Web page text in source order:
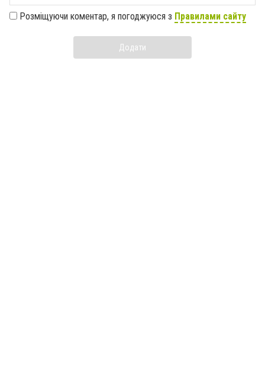
Розміщуючи коментар, я погоджуюся з Правилами сайту
Додати